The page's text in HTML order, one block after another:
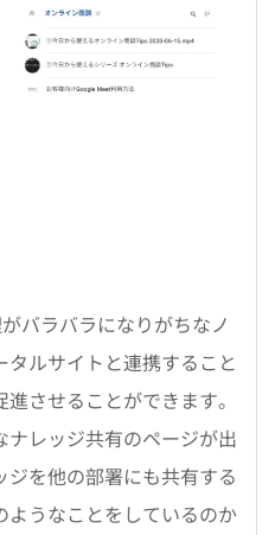
バラバラになりがちなノ
ルサイトと連携すること
させることができます。
レッジ共有のページが出
を他の部署にも共有する
ようなことをしているのか